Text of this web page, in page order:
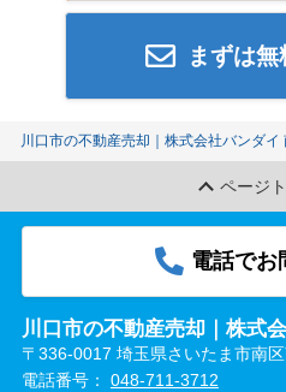
まずは
川口市の不動産売却｜株式会社バンダイ
ページ
電話でお
川口市の不動産売却｜株式
〒336-0017 埼玉県さいたま市南
電話番号： 048-711-3712